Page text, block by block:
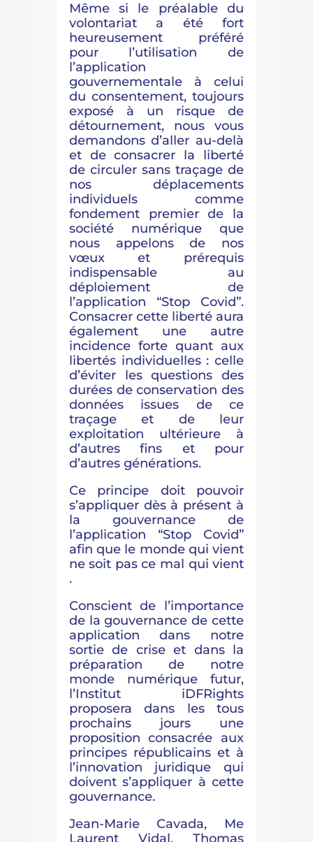
Même si le préalable du
volontariat a été fort
heureusement préféré
pour l’utilisation de
l’application
gouvernementale à celui
du consentement, toujours
exposé à un risque de
détournement, nous vous
demandons d’aller au-delà
et de consacrer la liberté
de circuler sans traçage de
nos déplacements
individuels comme
fondement premier de la
société numérique que
nous appelons de nos
vœux et prérequis
indispensable au
déploiement de
l’application “Stop Covid”.
Consacrer cette liberté aura
également une autre
incidence forte quant aux
libertés individuelles : celle
d’éviter les questions des
durées de conservation des
données issues de ce
traçage et de leur
exploitation ultérieure à
d’autres fins et pour
d’autres générations.
Ce principe doit pouvoir
s’appliquer dès à présent à
la gouvernance de
l’application “Stop Covid”
afin que le monde qui vient
ne soit pas ce mal qui vient
.
Conscient de l’importance
de la gouvernance de cette
application dans notre
sortie de crise et dans la
préparation de notre
monde numérique futur,
l’Institut iDFRights
proposera dans les tous
prochains jours une
proposition consacrée aux
principes républicains et à
l’innovation juridique qui
doivent s’appliquer à cette
gouvernance.
Jean-Marie Cavada, Me
Laurent Vidal, Thomas